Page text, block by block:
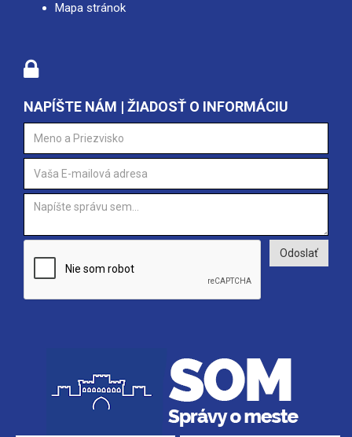
Mapa stránok
NAPÍŠTE NÁM | ŽIADOSŤ O INFORMÁCIU